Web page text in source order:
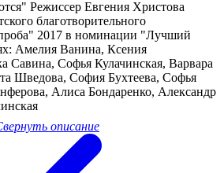
Режиссер Евгения Христова
благотворительного
2017 в номинации "Лучший
Амелия Ванина, Ксения
Савина, Софья Кулачинская, Варвара
Шведова, София Бухтеева, Софья
Алиса Бондаренко, Александр
описание